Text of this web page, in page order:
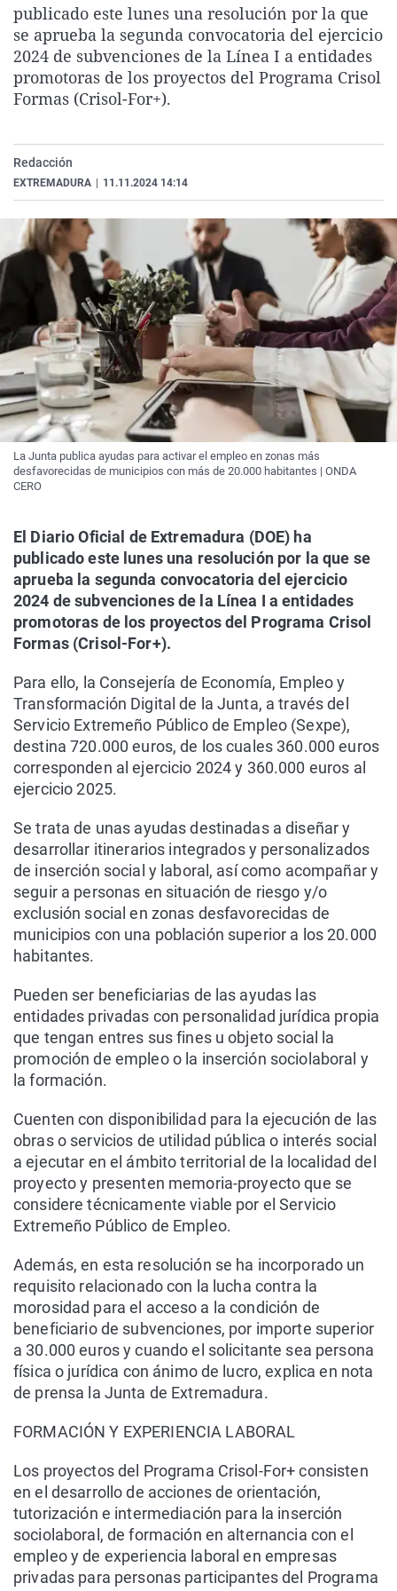
La rosa de los vientos
Gente viajera
Como el perro y el
Caso
Retornados
Equipo de
Extremadura
Galicia
La Rioja
Virales
Televisión
Elecciones
publicado este lunes una resolución por la que
se aprueba la segunda convocatoria del ejercicio
2024 de subvenciones de la Línea I a entidades
promotoras de los proyectos del Programa Crisol
Formas (Crisol-For+).
Redacción
EXTREMADURA 11.11.2024 14:14
La Junta publica ayudas para activar el empleo en zonas más
desfavorecidas de municipios con más de 20.000 habitantes | ONDA
CERO
El Diario Oficial de Extremadura (DOE) ha
publicado este lunes una resolución por la que se
aprueba la segunda convocatoria del ejercicio
2024 de subvenciones de la Línea I a entidades
promotoras de los proyectos del Programa Crisol
Formas (Crisol-For+).
Para ello, la Consejería de Economía, Empleo y
Transformación Digital de la Junta, a través del
Servicio Extremeño Público de Empleo (Sexpe),
destina 720.000 euros, de los cuales 360.000 euros
corresponden al ejercicio 2024 y 360.000 euros al
ejercicio 2025.
Se trata de unas ayudas destinadas a diseñar y
desarrollar itinerarios integrados y personalizados
de inserción social y laboral, así como acompañar y
seguir a personas en situación de riesgo y/o
exclusión social en zonas desfavorecidas de
municipios con una población superior a los 20.000
habitantes.
Pueden ser beneficiarias de las ayudas las
entidades privadas con personalidad jurídica propia
que tengan entres sus fines u objeto social la
promoción de empleo o la inserción sociolaboral y
la formación.
Cuenten con disponibilidad para la ejecución de las
obras o servicios de utilidad pública o interés social
a ejecutar en el ámbito territorial de la localidad del
proyecto y presenten memoria-proyecto que se
considere técnicamente viable por el Servicio
Extremeño Público de Empleo.
Además, en esta resolución se ha incorporado un
requisito relacionado con la lucha contra la
morosidad para el acceso a la condición de
beneficiario de subvenciones, por importe superior
a 30.000 euros y cuando el solicitante sea persona
física o jurídica con ánimo de lucro, explica en nota
de prensa la Junta de Extremadura.
FORMACIÓN Y EXPERIENCIA LABORAL
Los proyectos del Programa Crisol-For+ consisten
en el desarrollo de acciones de orientación,
tutorización e intermediación para la inserción
sociolaboral, de formación en alternancia con el
empleo y de experiencia laboral en empresas
privadas para personas participantes del Programa